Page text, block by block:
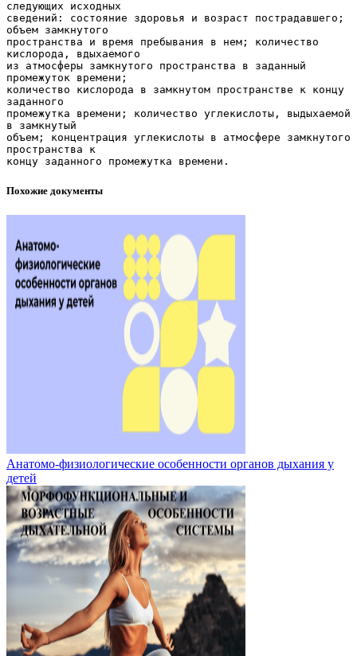
Похожие документы
Анатомо-физиологические особенности органов дыхания у
детей